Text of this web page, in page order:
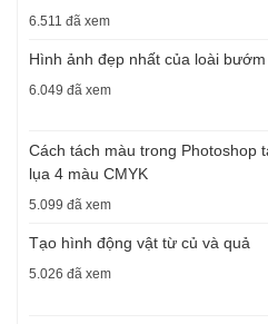
6.511 đã xem
Hình ảnh đẹp nhất của loài bướm
6.049 đã xem
Cách tách màu trong Photoshop
lụa 4 màu CMYK
5.099 đã xem
Tạo hình động vật từ củ và quả
5.026 đã xem